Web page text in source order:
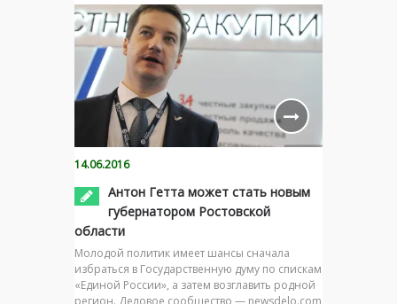
14.06.2016
Антон Гетта может стать новым
губернатором Ростовской
области
Молодой политик имеет шансы сначала
избраться в Государственную думу по спискам
«Единой России», а затем возглавить родной
регион. Деловое сообщество — newsdelo.com